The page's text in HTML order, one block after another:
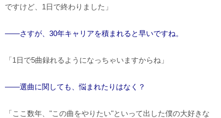
ですけど、1日で終わりました」
――さすが、30年キャリアを積まれると早いですね。
「1日で5曲録れるようになっちゃいますからね」
――選曲に関しても、悩まれたりはなく？
「ここ数年、"この曲をやりたい"といって出した僕の大好きな